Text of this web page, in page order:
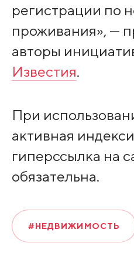
регистрации по
проживания», —
авторы
Известия.
При
активная
гиперссылка на
обязательна.
#НЕДВИЖИМОСТЬ